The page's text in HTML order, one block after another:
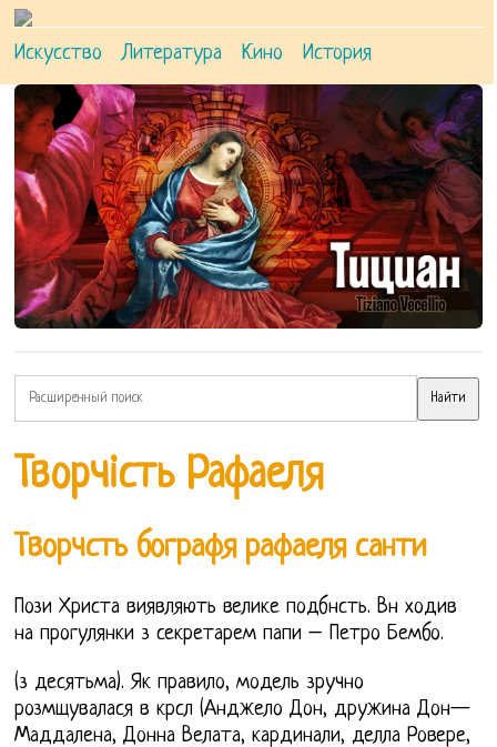
Искусство Литература Кино История
Творчість Рафаеля
Творчсть бографя рафаеля санти
Пози Христа виявляють велике подбнсть. Вн ходив
на прогулянки з секретарем папи – Петро Бембо.
(з десятьма). Як правило, модель зручно
розмщувалася в крсл (Анджело Дон, дружина Дон—
Маддалена, Донна Велата, кардинали, делла Ровере,